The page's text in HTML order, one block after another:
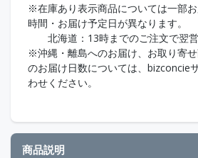
※在庫あり表示商品については一部
時間・お届け予定日が異なります。
北海道：13時までのご注文で翌営
※沖縄・離島へのお届け、お取り寄
のお届け日数については、bizconcie
わせください。
商品説明